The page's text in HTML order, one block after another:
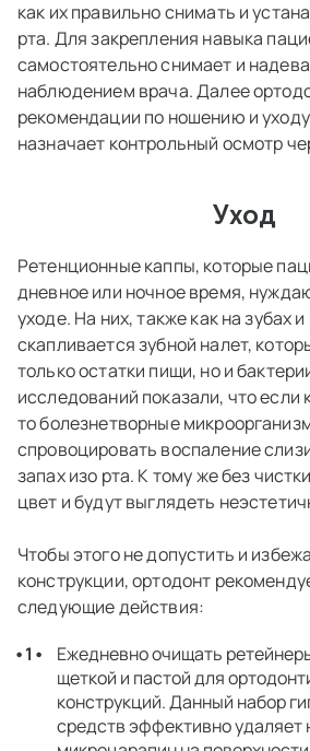
как их правильно снимать и
рта. Для закрепления навыка
самостоятельно снимает и
наблюдением врача. Далее
рекомендации по ношению и
назначает контрольный осмотр
Уход
Ретенционные каппы, которые
дневное или ночное время,
уходе. На них, также как на зубах
скапливается зубной налет,
только остатки пищи, но и
исследований показали, что если
то болезнетворные
спровоцировать воспаление
запах изо рта. К тому же без
цвет и будут выглядеть
Чтобы этого не допустить и
конструкции, ортодонт
следующие действия:
Ежедневно очищать
щеткой и пастой для
конструкций. Данный набор
средств эффективно удаляет